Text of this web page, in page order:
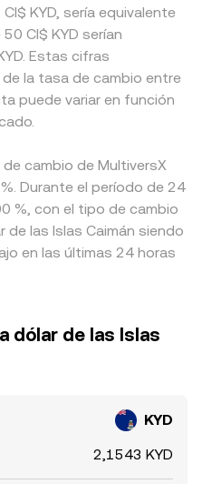
KYD, sería equivalente
CI$ KYD serían
Estas cifras
la tasa de cambio entre
puede variar en función
cambio de MultiversX
Durante el período de 24
%, con el tipo de cambio
de las Islas Caimán siendo
en las últimas 24 horas
dólar de las Islas
KYD
2,1543 KYD